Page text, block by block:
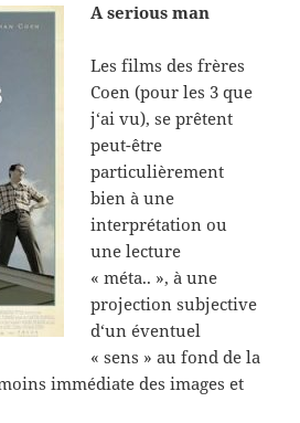
A serious man
Les films des frères
Coen (pour les 3 que
j‘ai vu), se prêtent
peut-être
particulièrement
bien à une
interprétation ou
une lecture
« méta.. », à une
projection subjective
d‘un éventuel
« sens » au fond de la
immédiate des images et